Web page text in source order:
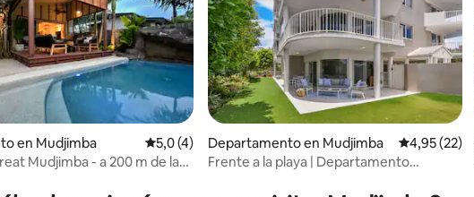
de 5. 33 evaluaciones
en Mudjimba Calificación promedio: 5,0 de 5. 4 evaluaciones
5,0 (4)
Mudjimba - a 200 m de la
Departamento en Mudjimba Calificación
4,95 (22)
Frente a la playa | Departamento